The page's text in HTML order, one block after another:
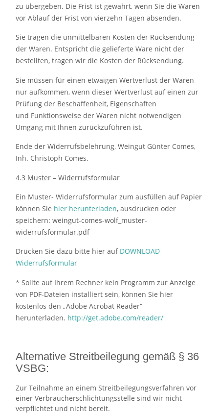
zu übergeben. Die Frist ist gewahrt, wenn Sie die Waren
vor Ablauf der Frist von vierzehn Tagen absenden.
Sie tragen die unmittelbaren Kosten der Rücksendung
der Waren. Entspricht die gelieferte Ware nicht der
bestellten, tragen wir die Kosten der Rücksendung.
Sie müssen für einen etwaigen Wertverlust der Waren
nur aufkommen, wenn dieser Wertverlust auf einen zur
Prüfung der Beschaffenheit, Eigenschaften
und Funktionsweise der Waren nicht notwendigen
Umgang mit Ihnen zurückzuführen ist.
Ende der Widerrufsbelehrung, Weingut Günter Comes,
Inh. Christoph Comes.
4.3 Muster – Widerrufsformular
Ein Muster- Widerrufsformular zum ausfüllen auf Papier
können Sie hier herunterladen, ausdrucken oder
speichern: weingut-comes-wolf_muster-
widerrufsformular.pdf
Drücken Sie dazu bitte hier auf DOWNLOAD
Widerrufsformular
* Sollte auf Ihrem Rechner kein Programm zur Anzeige
von PDF-Dateien installiert sein, können Sie hier
kostenlos den „Adobe Acrobat Reader“
herunterladen. http://get.adobe.com/reader/
Alternative Streitbeilegung gemäß § 36
VSBG:
Zur Teilnahme an einem Streitbeilegungsverfahren vor
einer Verbraucherschlichtungsstelle sind wir nicht
verpflichtet und nicht bereit.